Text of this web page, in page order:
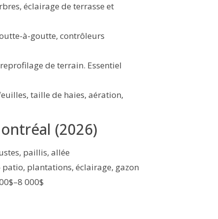
éclairage de terrasse et
à-goutte, contrôleurs
de terrain. Essentiel
taille de haies, aération,
(2026)
paillis, allée
plantations, éclairage, gazon
000$